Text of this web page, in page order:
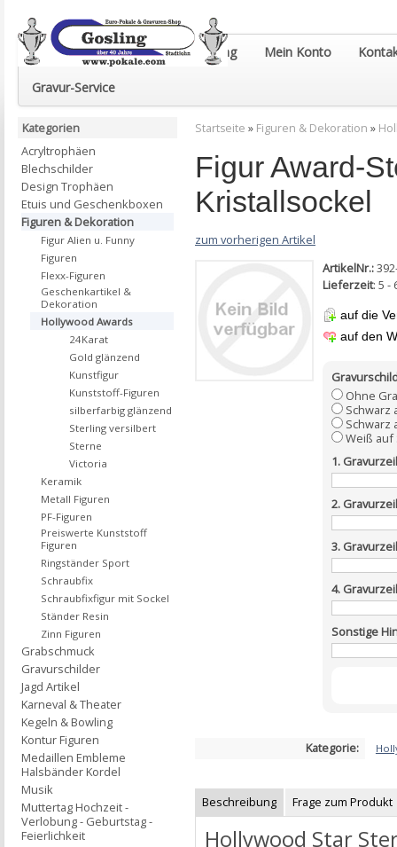
Euro-Pokale & Gravur-Shop Gosling Mein Konto
Gravur-Service
Startseite » Figuren & Dekoration »
Figur Award-
Kristallsockel
zum vorherigen Artikel
ArtikelNr.:
Lieferzeit: 5 -
auf die
auf den
Ohne
Schwarz
Schwarz
Weiß auf
1.
2.
3.
4.
Sonstige
Kategorie:
Beschreibung Frage zum Produkt
Hollywood Star
Kategorien
Acryltrophäen
Blechschilder
Design Trophäen
Etuis und Geschenkboxen
Figuren & Dekoration
Figur Alien u. Funny
Figuren
Flexx-Figuren
Geschenkartikel &
Dekoration
Hollywood Awards
24Karat
Gold glänzend
Kunstfigur
Kunststoff-Figuren
silberfarbig glänzend
Sterling versilbert
Sterne
Victoria
Keramik
Metall Figuren
PF-Figuren
Preiswerte Kunststoff
Figuren
Ringständer Sport
Schraubfix
Schraubfixfigur mit Sockel
Ständer Resin
Zinn Figuren
Grabschmuck
Gravurschilder
Jagd Artikel
Karneval & Theater
Kegeln & Bowling
Kontur Figuren
Medaillen Embleme
Halsbänder Kordel
Musik
Muttertag Hochzeit -
Verlobung - Geburtstag -
Feierlichkeit